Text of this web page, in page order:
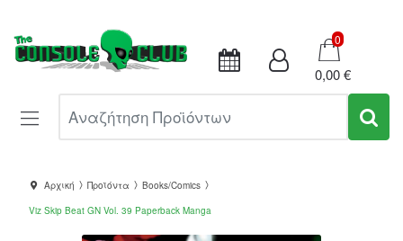
Καλάθι
0
0,00 €
Αρχική Προϊόντα
Books/Comics
Viz Skip Beat GN Vol. 39 Paperback Manga